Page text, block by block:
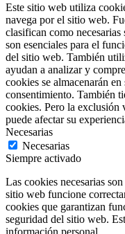
Este sitio web utiliza
navega por el sitio web.
clasifican como necesarias
son esenciales para el
del sitio web. También
ayudan a analizar y
cookies se almacenarán
consentimiento. También
cookies. Pero la exclusión
puede afectar su
Necesarias
Necesarias
Siempre activado
Las cookies necesarias
sitio web funcione
cookies que garantizan
seguridad del sitio web.
información personal.